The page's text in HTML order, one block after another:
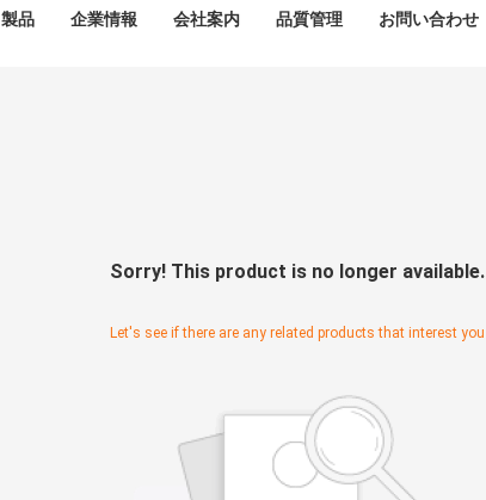
製品 企業情報 会社案内 品質管理 お問い合わせ
Sorry! This product is no longer available.
Let's see if there are any related products that interest you